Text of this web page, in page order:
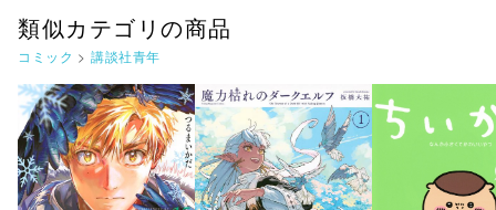
類似カテゴリの商品
コミック > 講談社青年